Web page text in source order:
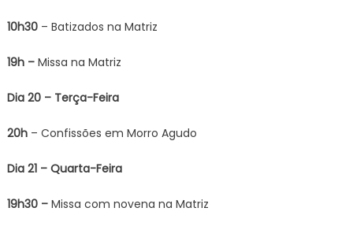
10h30– Batizados na Matriz
19h –Missa na Matriz
Dia 20 – Terça-Feira
20h – Confissões em Morro Agudo
Dia 21 – Quarta-Feira
19h30 – Missa com novena na Matriz